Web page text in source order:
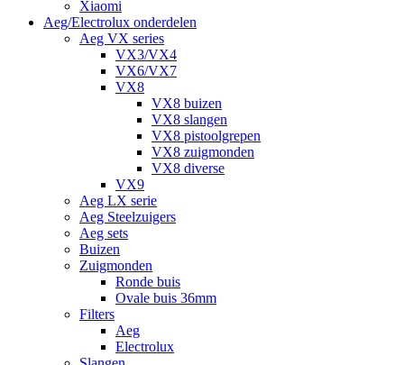
Xiaomi
Aeg/Electrolux onderdelen
Aeg VX series
VX3/VX4
VX6/VX7
VX8
VX8 buizen
VX8 slangen
VX8 pistoolgrepen
VX8 zuigmonden
VX8 diverse
VX9
Aeg LX serie
Aeg Steelzuigers
Aeg sets
Buizen
Zuigmonden
Ronde buis
Ovale buis 36mm
Filters
Aeg
Electrolux